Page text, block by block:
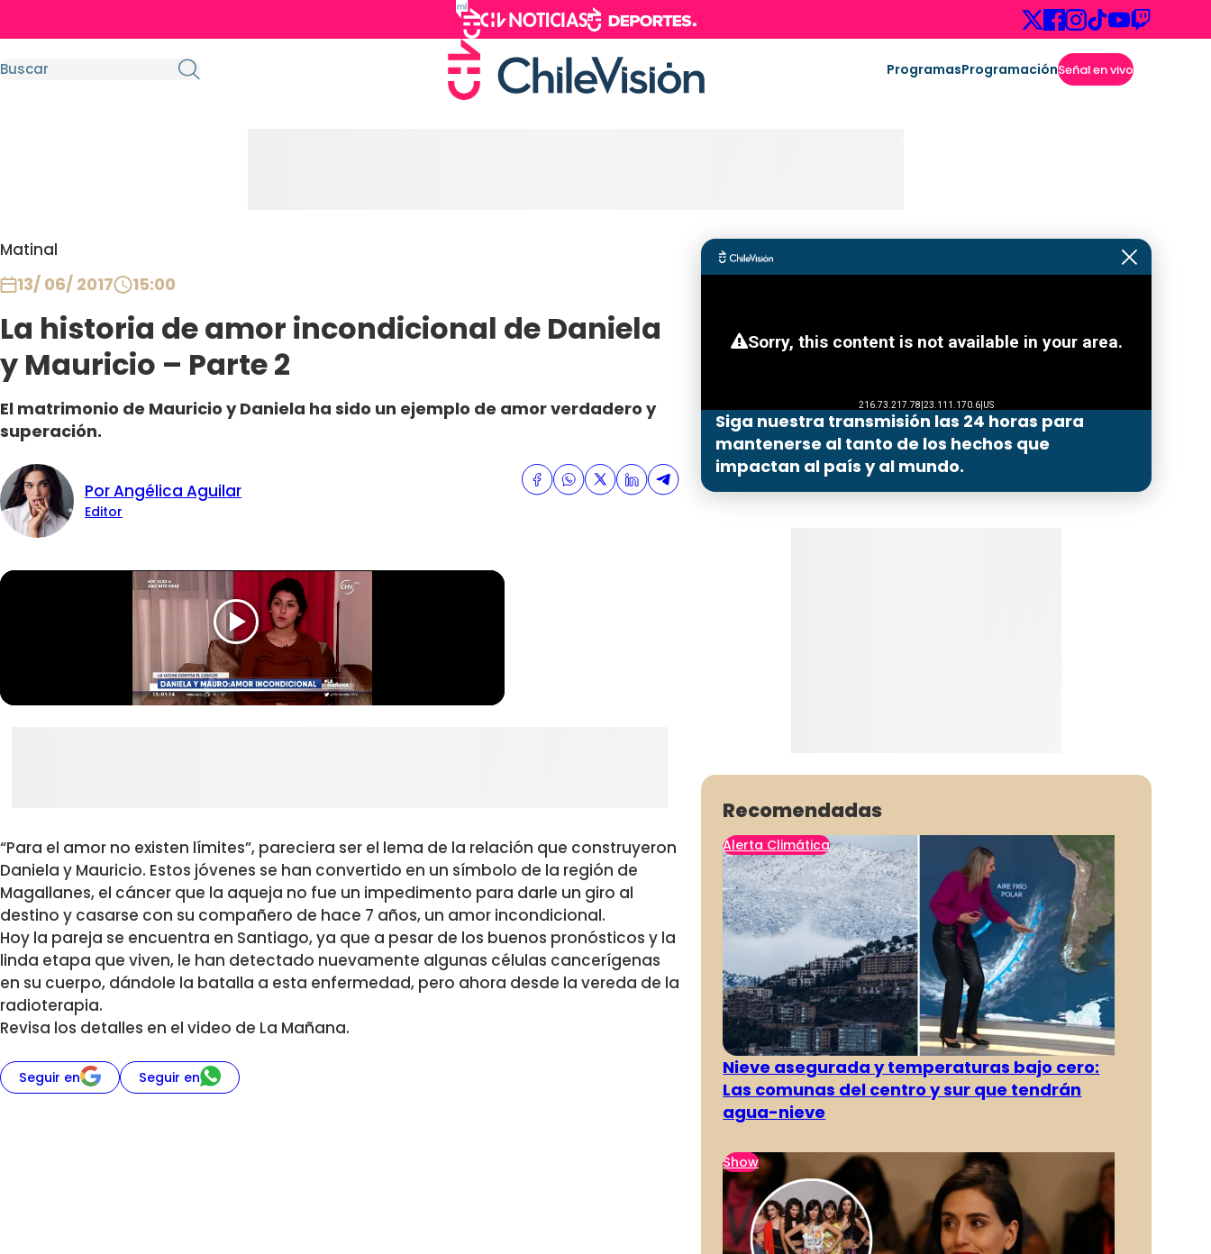
ProgramasProgramaciónSeñal en vivo
Matinal
13/ 06/ 2017 15:00
La historia de amor incondicional de Daniela
y Mauricio – Parte 2
El matrimonio de Mauricio y Daniela ha sido un ejemplo de amor verdadero y
superación.
Por Angélica Aguilar
Editor
“Para el amor no existen límites”, pareciera ser el lema de la relación que construyeron
Daniela y Mauricio. Estos jóvenes se han convertido en un símbolo de la región de
Magallanes, el cáncer que la aqueja no fue un impedimento para darle un giro al
destino y casarse con su compañero de hace 7 años, un amor incondicional.
Hoy la pareja se encuentra en Santiago, ya que a pesar de los buenos pronósticos y la
linda etapa que viven, le han detectado nuevamente algunas células cancerígenas
en su cuerpo, dándole la batalla a esta enfermedad, pero ahora desde la vereda de la
radioterapia.
Revisa los detalles en el video de La Mañana.
Seguir en Seguir en
Siga nuestra transmisión las 24 horas para
mantenerse al tanto de los hechos que
impactan al país y al mundo.
Recomendadas
Alerta Climática
Nieve asegurada y temperaturas bajo cero:
Las comunas del centro y sur que tendrán
agua-nieve
Show